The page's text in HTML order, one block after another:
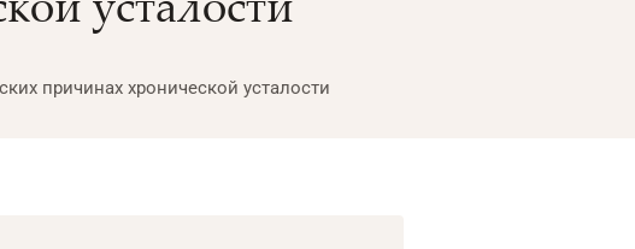
причинах хронической усталости